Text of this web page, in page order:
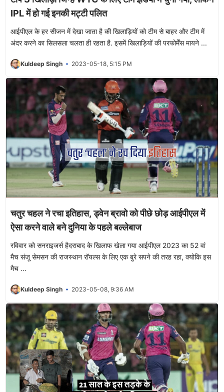
IPL में हो गई इनकी मट्टी पलित
आईपीएल के हर सीजन में देखा जाता है की खिलाड़ियों को टीम से बाहर और टीम में
अंदर करने का सिलसला चलता ही रहता है. इसमें खिलाड़ियों की परफोर्मेंस मायने ...
Kuldeep Singh 2023-05-18, 5:15 PM
चतुर चहल ने रचा इतिहास, ड्वेन ब्रावो को पीछे छोड़ आईपीएल में
ऐसा करने वाले बने दुनिया के पहले बल्लेबाज
रविवार को सनराइजर्स हैदराबाद के खिलाफ खेला गया आईपीएल 2023 का 52 वां
मैच संजू सेमसन की राजस्थान रॉयल्स के लिए एक बुरे सपने की तरह रहा, क्योकि इस
मैच ...
Kuldeep Singh 2023-05-08, 9:36 AM